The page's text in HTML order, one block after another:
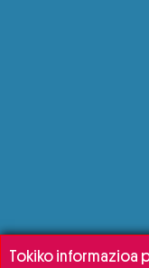
Tokiko informazioa